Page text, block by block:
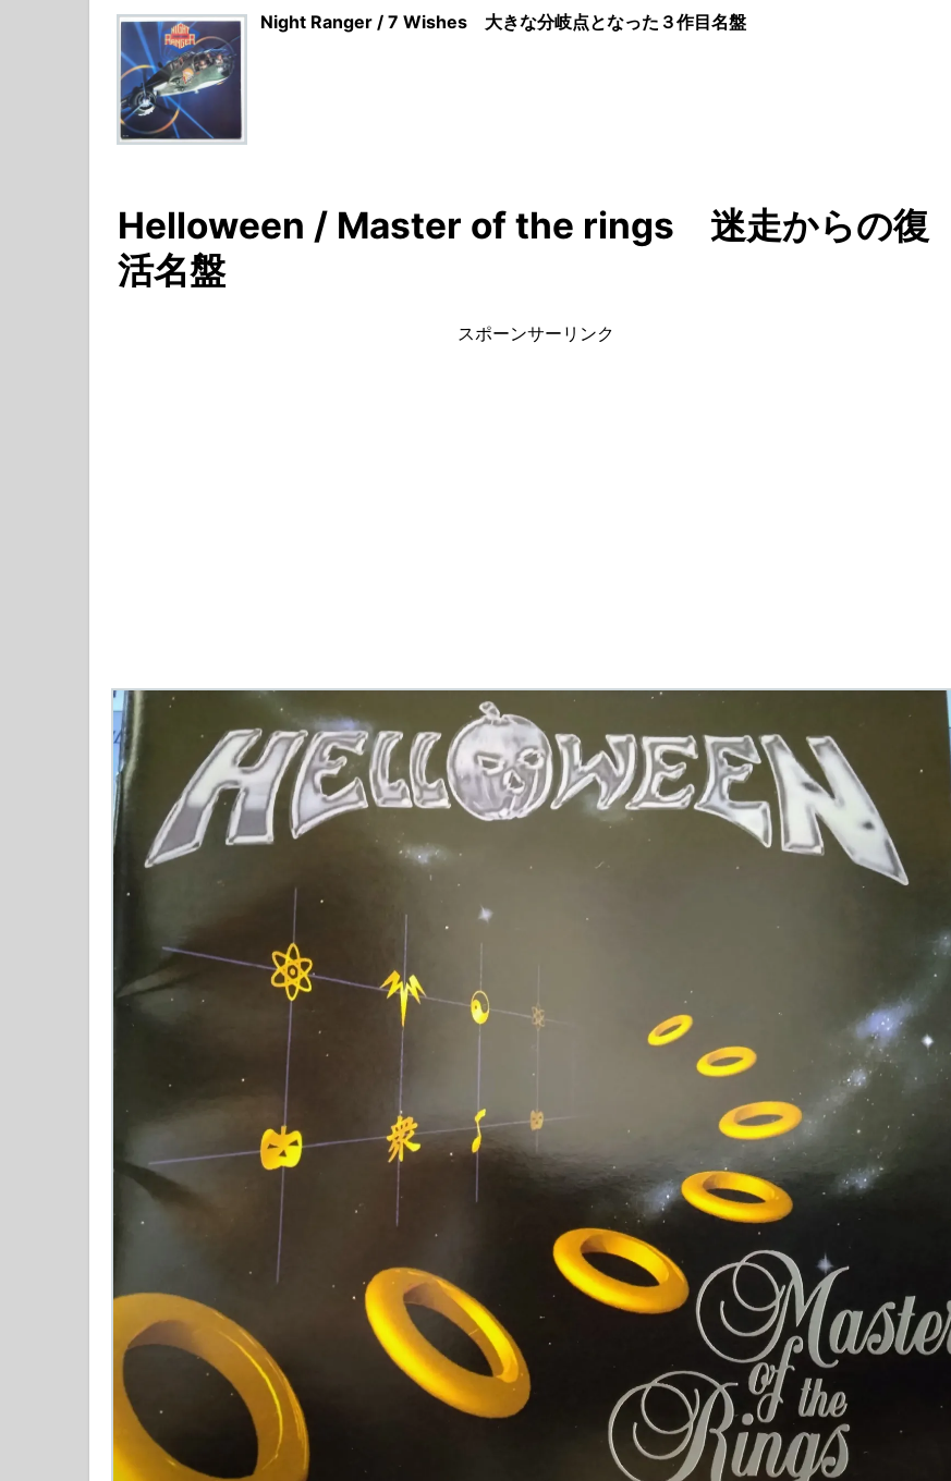
Night Ranger / 7 Wishes 大きな分岐点となった３作目名盤
Helloween / Master of the rings 迷走からの復
活名盤
スポーンサーリンク